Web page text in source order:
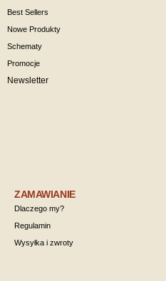
Best Sellers
Nowe Produkty
Schematy
Promocje
Newsletter
ZAMAWIANIE
Dlaczego my?
Regulamin
Wysyłka i zwroty